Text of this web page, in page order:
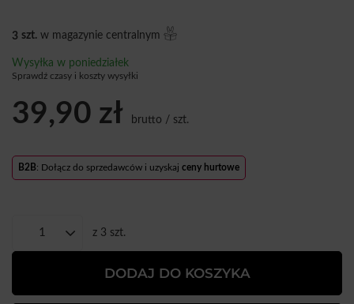
3 szt. w magazynie centralnym
Wysyłka w poniedziałek
Sprawdź czasy i koszty wysyłki
39,90 zł brutto / szt.
B2B: Dołącz do sprzedawców i uzyskaj ceny hurtowe
z 3 szt.
DODAJ DO KOSZYKA